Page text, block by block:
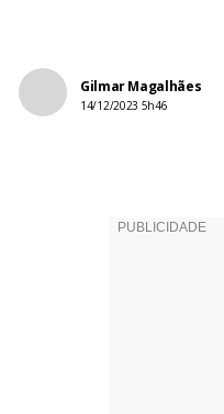
Gilmar Magalhães
14/12/2023 5h46